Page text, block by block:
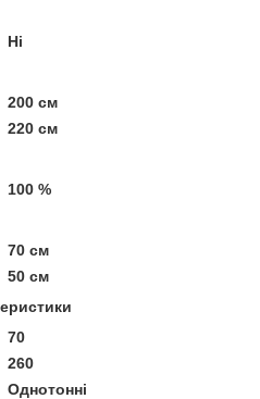
Ні
200 см
220 см
100 %
70 см
50 см
70
260
Однотонні